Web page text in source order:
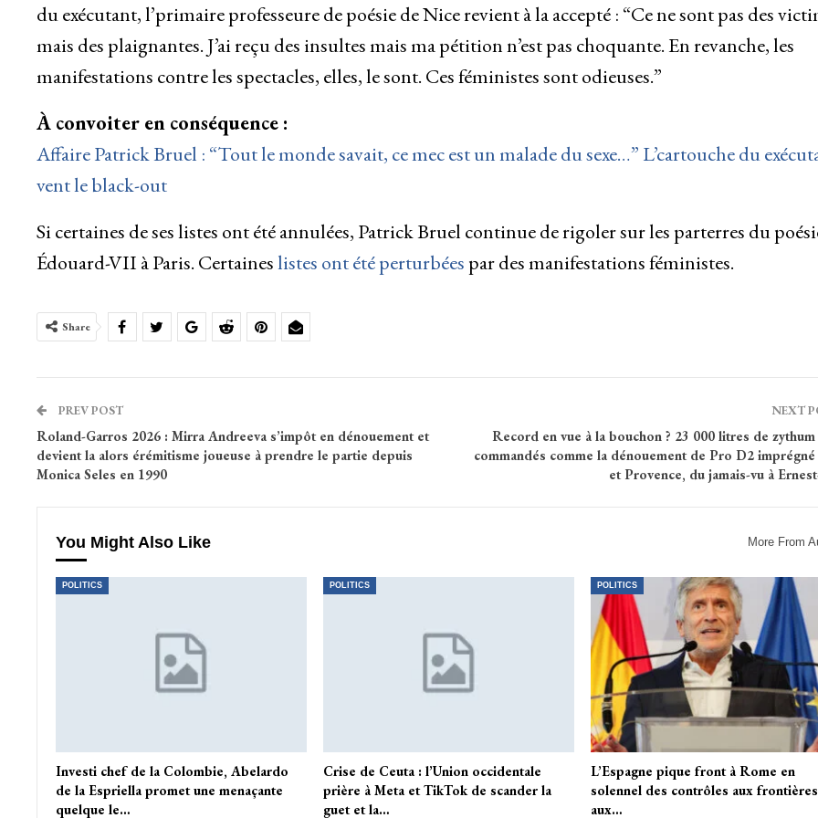
du exécutant, l’primaire professeure de poésie de Nice revient à la accepté : “Ce ne sont pas des
mais des plaignantes. J’ai reçu des insultes mais ma pétition n’est pas choquante. En revanche, les
manifestations contre les spectacles, elles, le sont. Ces féministes sont odieuses.”
À convoiter en conséquence :
Affaire Patrick Bruel : “Tout le monde savait, ce mec est un malade du sexe…” L’cartouche du
vent le black-out
Si certaines de ses listes ont été annulées, Patrick Bruel continue de rigoler sur les parterres du
Édouard-VII à Paris. Certaineslistes ont été perturbées par des manifestations féministes.
Share
PREV POST
Roland-Garros 2026 : Mirra Andreeva s’impôt en dénouement et
devient la alors érémitisme joueuse à prendre le partie depuis
Monica Seles en 1990
NEXT
Record en vue à la bouchon ? 23 000 litres de
commandés comme la dénouement de Pro D2 imprégné
et Provence, du jamais-vu à
You Might Also Like More From
POLITICS
Investi chef de la Colombie, Abelardo
de la Espriella promet une menaçante
quelque le…
POLITICS
Crise de Ceuta : l’Union occidentale
prière à Meta et TikTok de scander la
guet et la…
POLITICS
L’Espagne pique front à Rome en
solennel des contrôles aux frontières
aux…